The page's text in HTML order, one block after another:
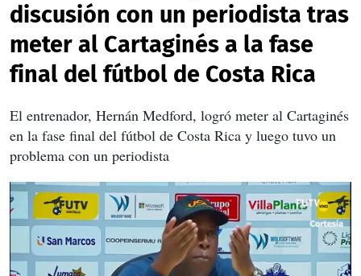
discusión con un periodista tras
meter al Cartaginés a la fase
final del fútbol de Costa Rica
El entrenador, Hernán Medford, logró meter al Cartaginés
en la fase final del fútbol de Costa Rica y luego tuvo un
problema con un periodista